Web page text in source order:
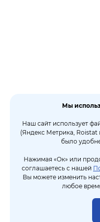
Мы
Наш сайт использует
(Яндекс Метрика, Roistat
было
Нажимая «Ок» или
соглашаетесь с нашей
Вы можете изменить
любое